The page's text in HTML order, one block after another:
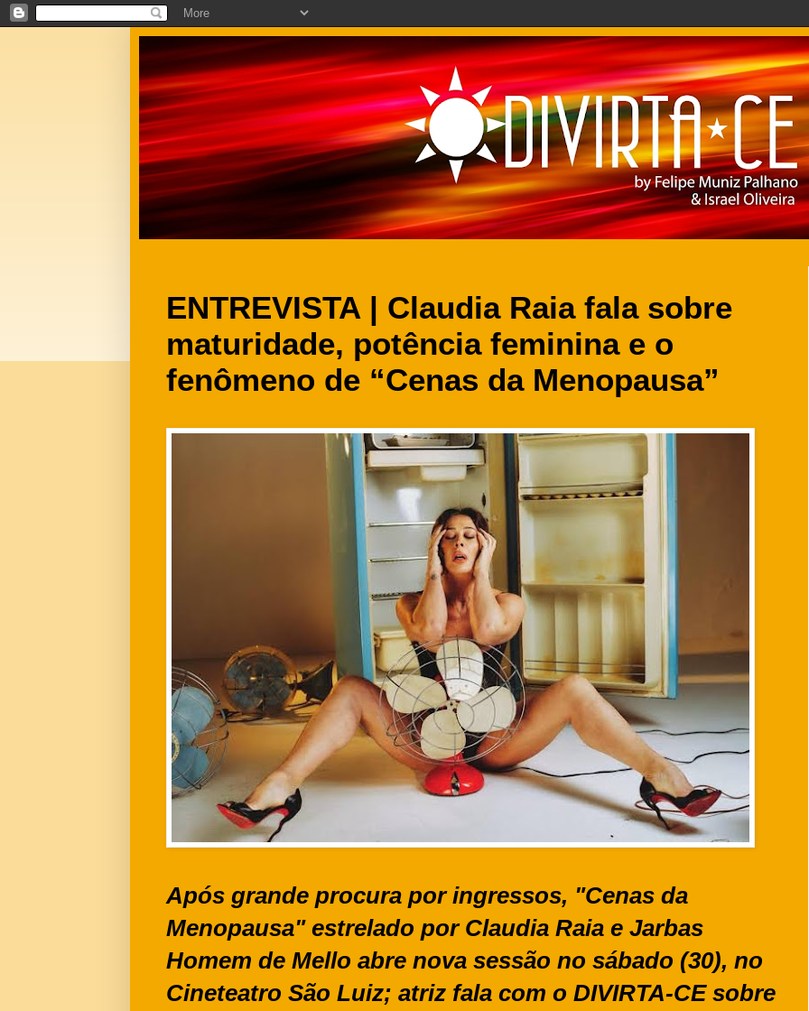
ENTREVISTA | Claudia Raia fala sobre
maturidade, potência feminina e o
fenômeno de “Cenas da Menopausa”
Após grande procura por ingressos, "Cenas da
Menopausa" estrelado por Claudia Raia e Jarbas
Homem de Mello abre nova sessão no sábado (30), no
Cineteatro São Luiz; atriz fala com o DIVIRTA-CE sobre